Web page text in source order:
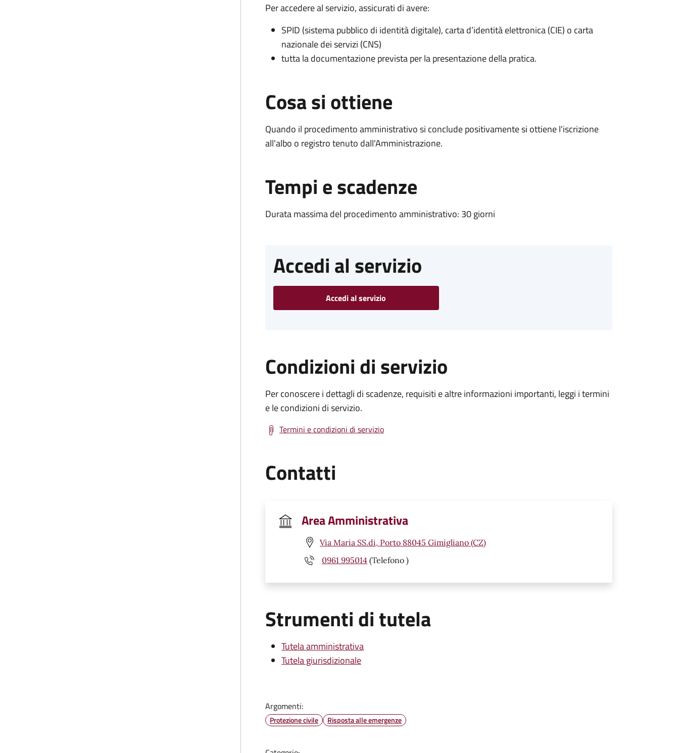
Per accedere al servizio, assicurati di avere:
SPID (sistema pubblico di identità digitale), carta d’identità elettronica (CIE) o carta
nazionale dei servizi (CNS)
tutta la documentazione prevista per la presentazione della pratica.
Cosa si ottiene
Quando il procedimento amministrativo si conclude positivamente si ottiene l'iscrizione
all'albo o registro tenuto dall'Amministrazione.
Tempi e scadenze
Durata massima del procedimento amministrativo: 30 giorni
Accedi al servizio
Accedi al servizio
Condizioni di servizio
Per conoscere i dettagli di scadenze, requisiti e altre informazioni importanti, leggi i termini
e le condizioni di servizio.
Termini e condizioni di servizio
Contatti
Area Amministrativa
Via Maria SS.di, Porto 88045 Gimigliano (CZ)
0961 995014 (Telefono )
Strumenti di tutela
Tutela amministrativa
Tutela giurisdizionale
Argomenti:
Protezione civile Risposta alle emergenze